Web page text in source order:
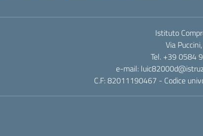
Istituto
Via
Tel. +39 0584
e-mail:
C.F: 82011190467 - Codice